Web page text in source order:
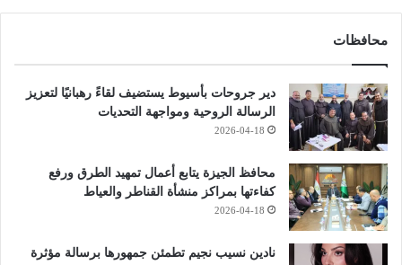
محافظات
دير جروحات بأسيوط يستضيف لقاءً رهبانيًا لتعزيز
الرسالة الروحية ومواجهة التحديات
2026-04-18
محافظ الجيزة يتابع أعمال تمهيد الطرق ورفع
كفاءتها بمراكز منشأة القناطر والعياط
2026-04-18
نادين نسيب نجيم تطمئن جمهورها برسالة مؤثرة